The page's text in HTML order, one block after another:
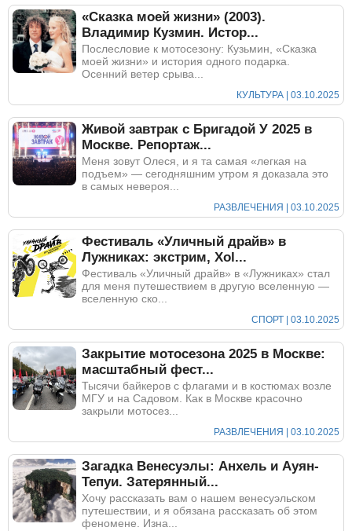
«Сказка моей жизни» (2003).
Владимир Кузмин. Истор...
Послесловие к мотосезону: Кузьмин, «Сказка
моей жизни» и история одного подарка.
Осенний ветер срыва...
КУЛЬТУРА | 03.10.2025
Живой завтрак с Бригадой У 2025 в
Москве. Репортаж...
Меня зовут Олеся, и я та самая «легкая на
подъем» — сегодняшним утром я доказала это
в самых невероя...
РАЗВЛЕЧЕНИЯ | 03.10.2025
Фестиваль «Уличный драйв» в
Лужниках: экстрим, Xol...
Фестиваль «Уличный драйв» в «Лужниках» стал
для меня путешествием в другую вселенную —
вселенную ско...
СПОРТ | 03.10.2025
Закрытие мотосезона 2025 в Москве:
масштабный фест...
Тысячи байкеров с флагами и в костюмах возле
МГУ и на Садовом. Как в Москве красочно
закрыли мотосез...
РАЗВЛЕЧЕНИЯ | 03.10.2025
Загадка Венесуэлы: Анхель и Ауян-
Тепуи. Затерянный...
Хочу рассказать вам о нашем венесуэльском
путешествии, и я обязана рассказать об этом
феномене. Изна...